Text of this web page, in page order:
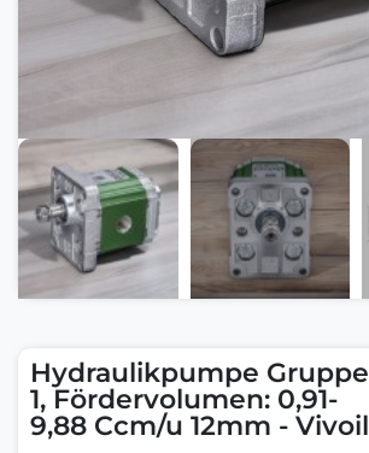
Hydraulikpumpe Gruppe
1, Fördervolumen: 0,91-
9,88 Ccm/u 12mm - Vivoil